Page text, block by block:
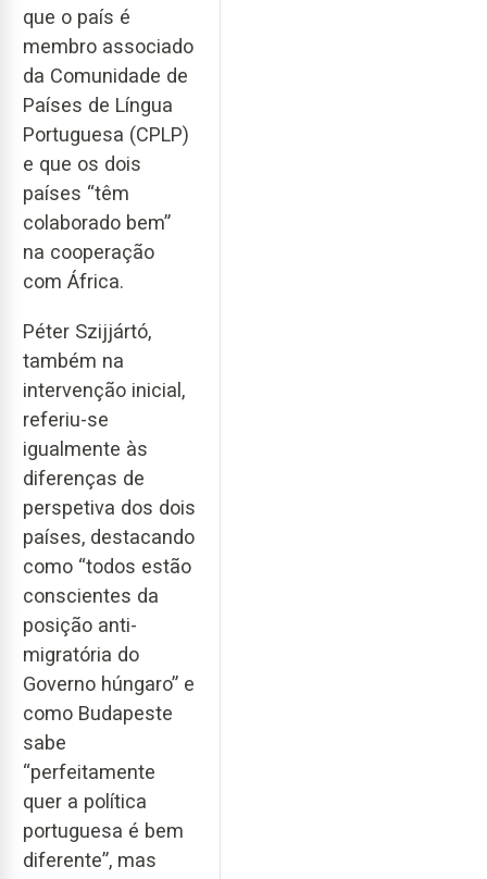
que o país é
membro associado
da Comunidade de
Países de Língua
Portuguesa (CPLP)
e que os dois
países “têm
colaborado bem”
na cooperação
com África.
Péter Szijjártó,
também na
intervenção inicial,
referiu-se
igualmente às
diferenças de
perspetiva dos dois
países, destacando
como “todos estão
conscientes da
posição anti-
migratória do
Governo húngaro” e
como Budapeste
sabe
“perfeitamente
quer a política
portuguesa é bem
diferente”, mas